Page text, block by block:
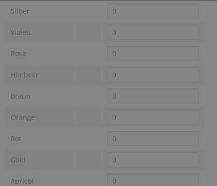
Silber
Violett
Rosa
Himbeer
Braun
Orange
Rot
Gold
Apricot